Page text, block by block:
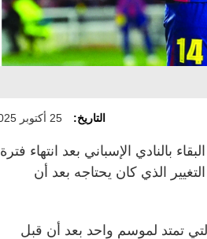
التاريخ: 25 أكتوبر 2025
بالنادي الإسباني بعد انتهاء فترة
الذي كان يحتاجه بعد أن
تمتد لموسم واحد بعد أن قبل